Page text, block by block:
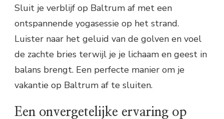
Sluit je verblijf op Baltrum af met een
ontspannende yogasessie op het strand.
Luister naar het geluid van de golven en voel
de zachte bries terwijl je je lichaam en geest in
balans brengt. Een perfecte manier om je
vakantie op Baltrum af te sluiten.
Een onvergetelijke ervaring op